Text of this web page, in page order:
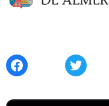
FacebookTwitter